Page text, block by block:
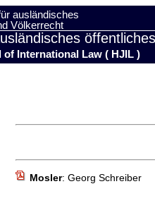
ausländisches
Völkerrecht
of International Law ( HJIL )
Mosler: Georg Schreiber